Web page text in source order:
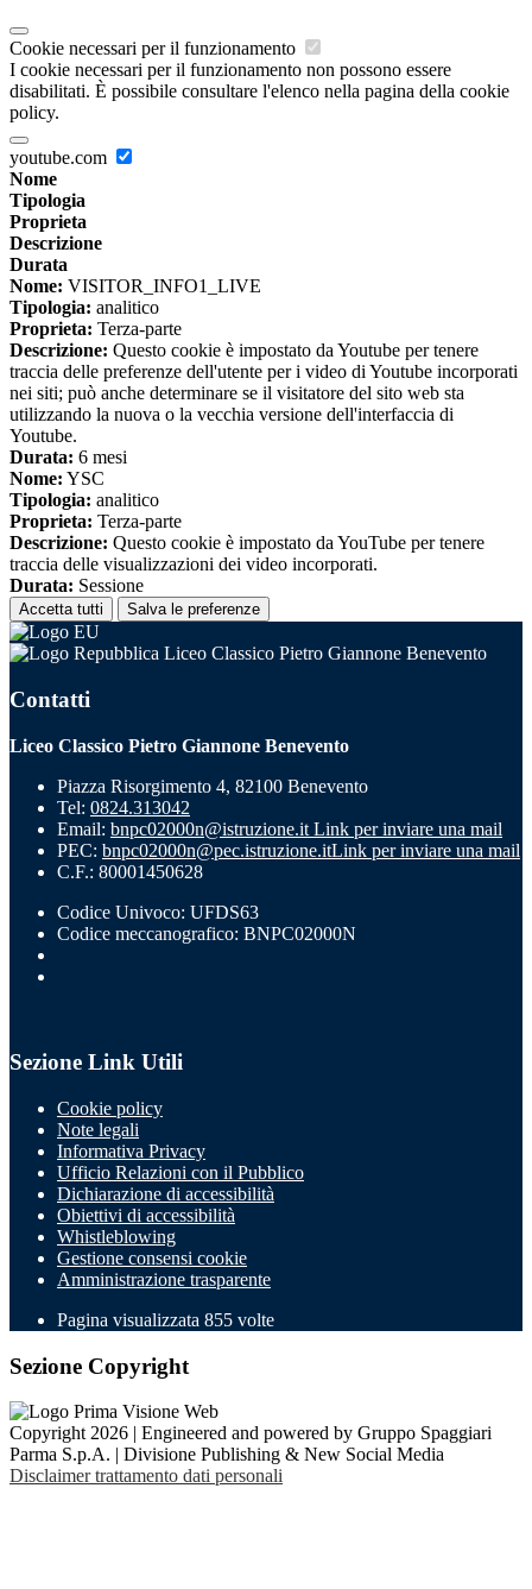
Cookie necessari per il funzionamento
I cookie necessari per il funzionamento non possono essere
disabilitati. È possibile consultare l'elenco nella pagina della cookie
policy.
youtube.com
Nome
Tipologia
Proprieta
Descrizione
Durata
Nome: VISITOR_INFO1_LIVE
Tipologia: analitico
Proprieta: Terza-parte
Descrizione: Questo cookie è impostato da Youtube per tenere
traccia delle preferenze dell'utente per i video di Youtube incorporati
nei siti; può anche determinare se il visitatore del sito web sta
utilizzando la nuova o la vecchia versione dell'interfaccia di
Youtube.
Durata: 6 mesi
Nome: YSC
Tipologia: analitico
Proprieta: Terza-parte
Descrizione: Questo cookie è impostato da YouTube per tenere
traccia delle visualizzazioni dei video incorporati.
Durata: Sessione
Accetta tutti Salva le preferenze
Liceo Classico Pietro Giannone Benevento
Contatti
Liceo Classico Pietro Giannone Benevento
Piazza Risorgimento 4, 82100 Benevento
Tel: 0824.313042
Email: bnpc02000n@istruzione.it Link per inviare una mail
PEC: bnpc02000n@pec.istruzione.itLink per inviare una mail
C.F.: 80001450628
Codice Univoco: UFDS63
Codice meccanografico: BNPC02000N
Sezione Link Utili
Cookie policy
Note legali
Informativa Privacy
Ufficio Relazioni con il Pubblico
Dichiarazione di accessibilità
Obiettivi di accessibilità
Whistleblowing
Gestione consensi cookie
Amministrazione trasparente
Pagina visualizzata 855 volte
Sezione Copyright
Copyright 2026 | Engineered and powered by Gruppo Spaggiari
Parma S.p.A. | Divisione Publishing & New Social Media
Disclaimer trattamento dati personali